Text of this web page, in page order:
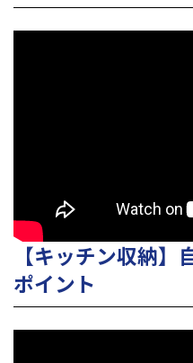
【キッチン収納
ポイント